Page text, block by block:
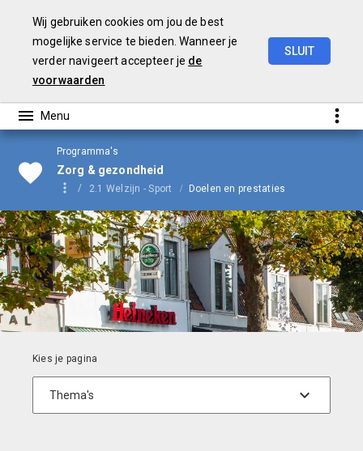
Wij gebruiken cookies om jou de best
mogelijke service te bieden. Wanneer je
verder navigeert accepteer je de
voorwaarden
SLUIT
Programma's
Zorg & gezondheid
2.1 Welzijn - Sport Doelen en prestaties